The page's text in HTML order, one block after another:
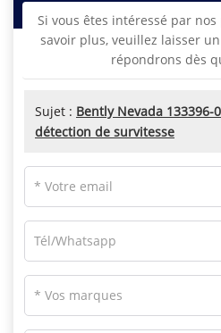
Si vous êtes intéressé par
savoir plus, veuillez laisser
répondrons dès
Sujet : Bently Nevada 133396-
détection de survitesse